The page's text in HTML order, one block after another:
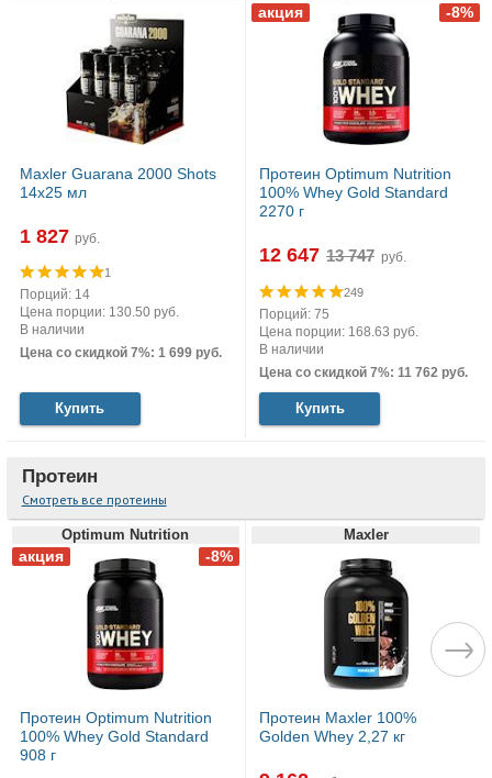
Maxler Guarana 2000 Shots
14x25 мл
1 827 руб.
1
Порций: 14
Цена порции: 130.50 руб.
В наличии
Цена со скидкой 7%: 1 699 руб.
Купить
Протеин Optimum Nutrition
100% Whey Gold Standard
2270 г
12 647 руб.
249
Порций: 75
Цена порции: 168.63 руб.
В наличии
Цена со скидкой 7%: 11 762 руб.
Купить
Протеин
Смотреть все протеины
Optimum Nutrition
Протеин Optimum Nutrition
100% Whey Gold Standard
908 г
Maxler
Протеин Maxler 100%
Golden Whey 2,27 кг